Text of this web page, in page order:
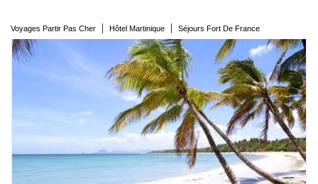
Voyages Partir Pas Cher | Hôtel Martinique | Séjours Fort De France